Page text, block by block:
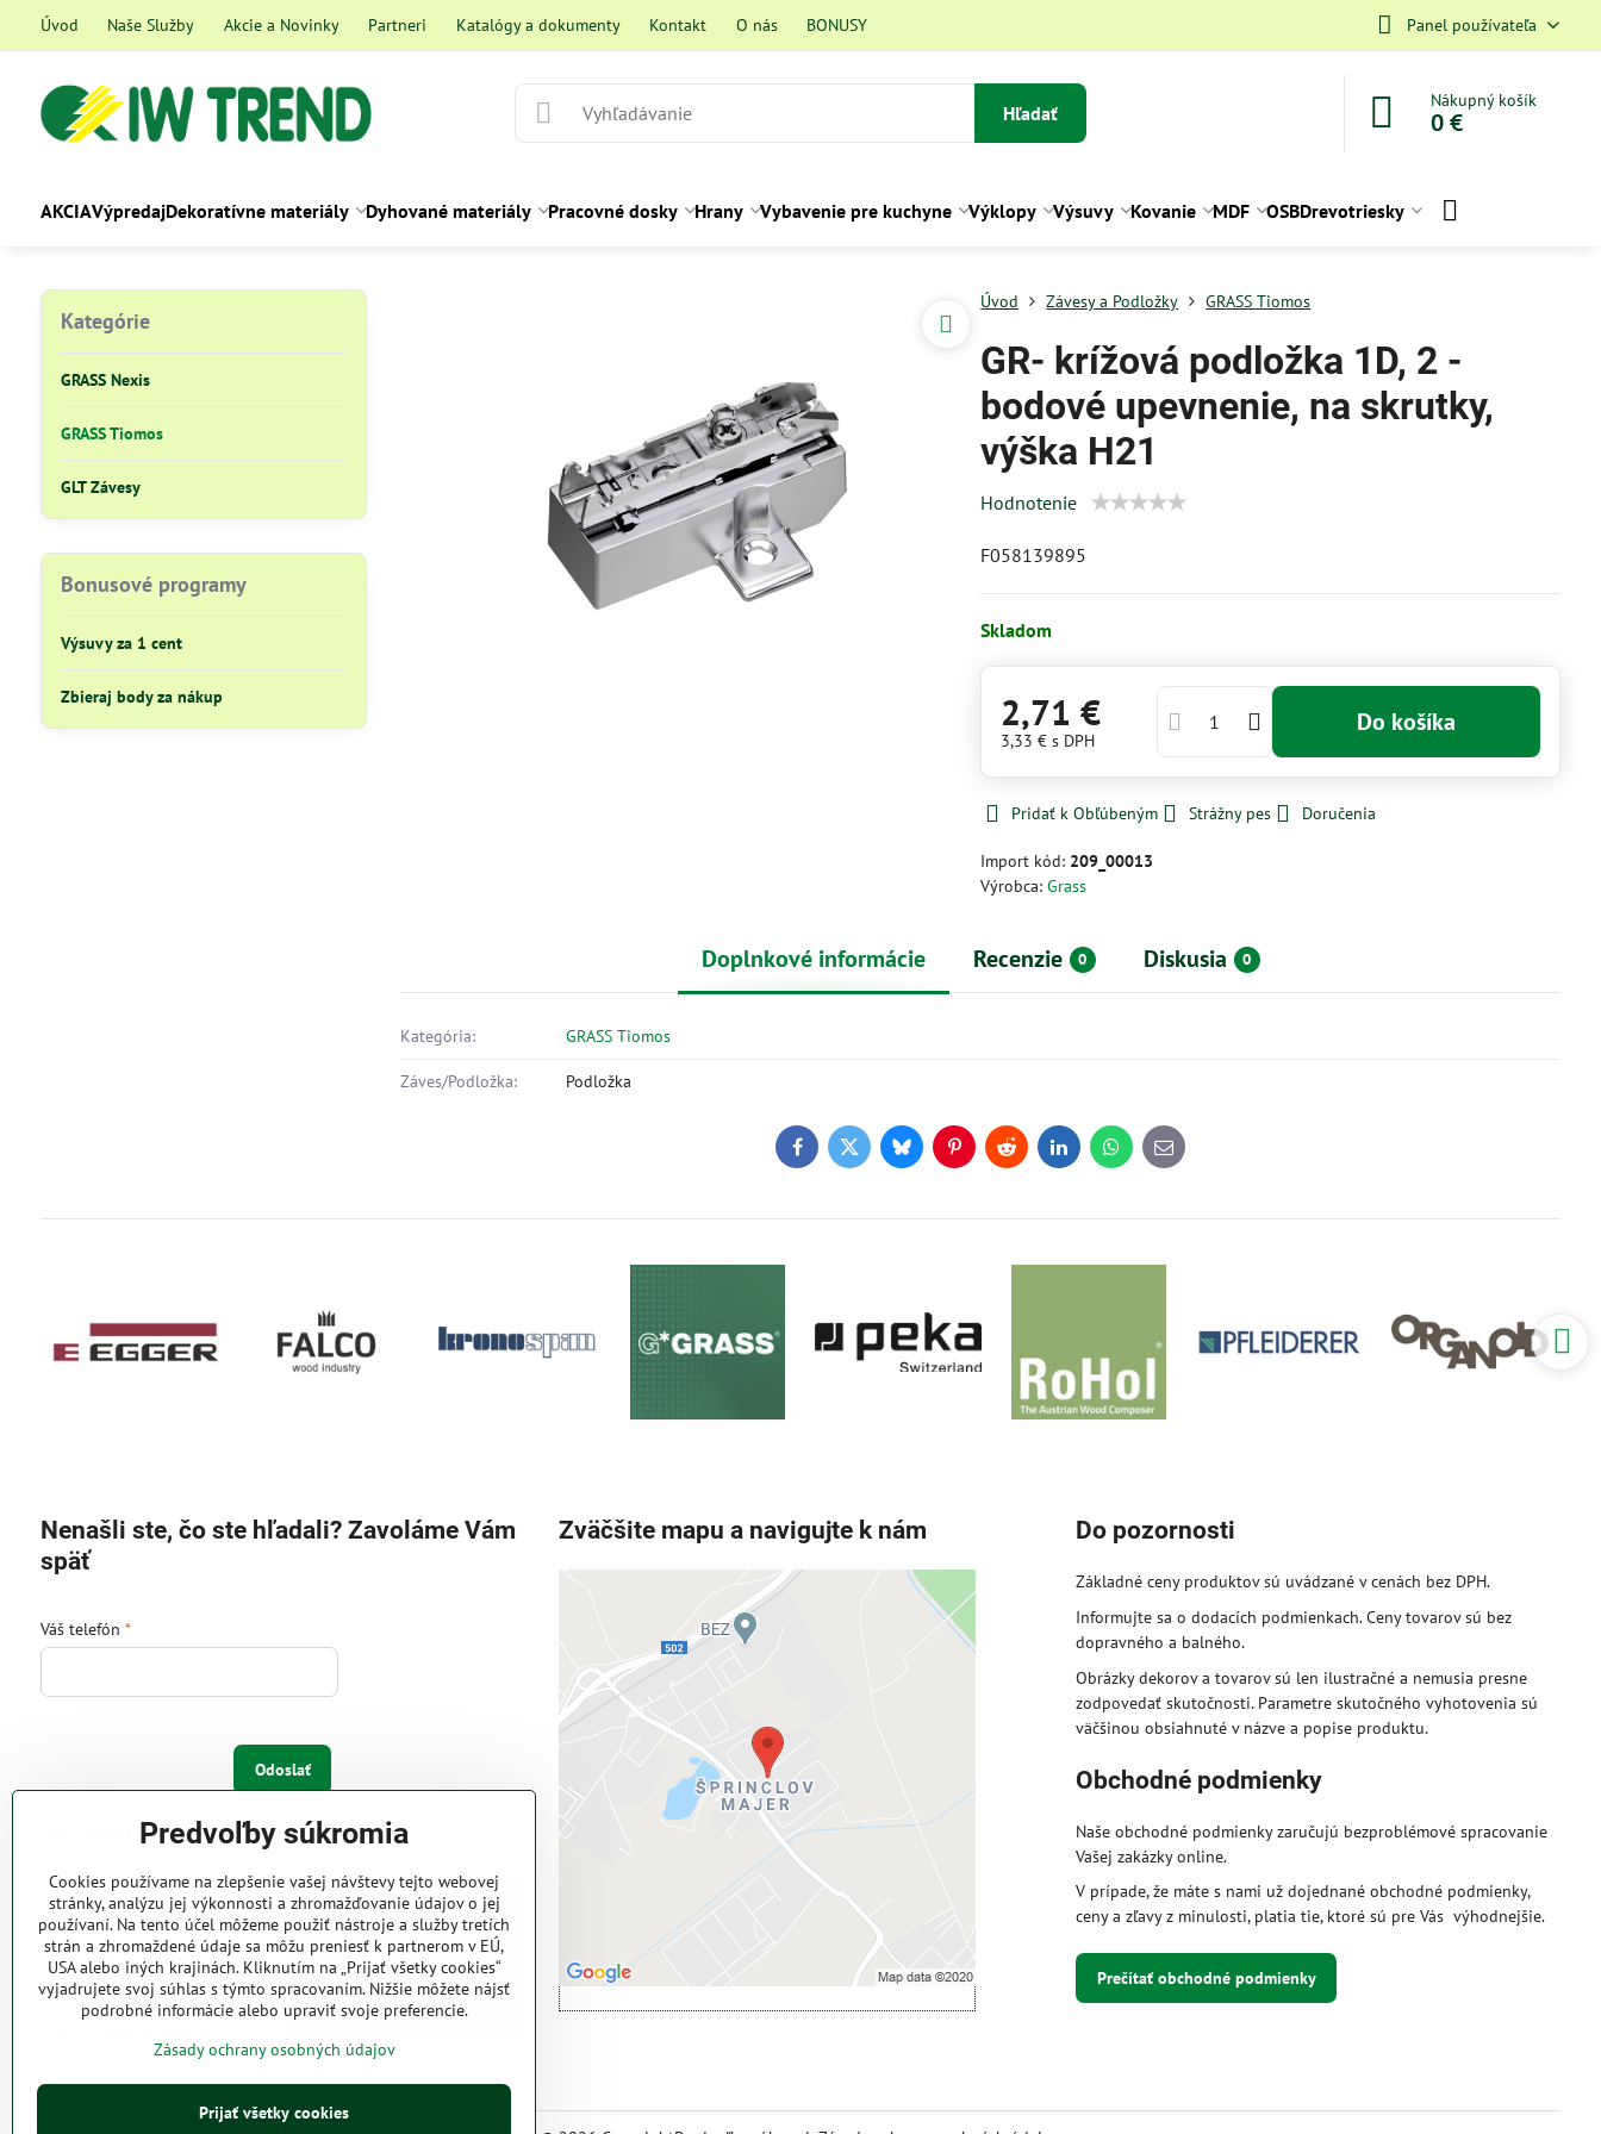
Úvod Naše Služby Akcie a Novinky Partneri Katalógy a dokumenty Kontakt O nás BONUSY Panel používateľa
Hľadať
Nákupný košík
0 €
AKCIAVýpredajDekoratívne materiály Dyhované materiály Pracovné dosky Hrany Vybavenie pre kuchyne Výklopy Výsuvy Kovanie MDF OSBDrevotriesky
Úvod Závesy a Podložky GRASS Tiomos
GR- krížová podložka 1D, 2 -
bodové upevnenie, na skrutky,
výška H21
Hodnotenie
F058139895
Skladom
2,71 €
3,33 €s DPH
Do košíka
Pridať k Obľúbeným Strážny pes Doručenia
Import kód: 209_00013
Výrobca:Grass
Doplnkové informácie Recenzie 0 Diskusia 0
Kategória: GRASS Tiomos
Záves/Podložka: Podložka
FacebookTwitterBlueskyPinterestRedditLinkedInWhatsApp
E-
mail
Kategórie
GRASS Nexis
GRASS Tiomos
GLT Závesy
Bonusové programy
Výsuvy za 1 cent
Zbieraj body za nákup
Nenašli ste, čo ste hľadali? Zavoláme Vám
späť
Váš telefón *
Odoslať
IW Trend s.r.o.
Pri Majeri 6
831 06 Bratislava
Web: www.iwtrend.sk
Telefón: (02) 4488 4826, 4487
Zväčšite mapu a navigujte k nám
Externý obsah je blokovaný
Prajete si načítať externý obsah?
Povoliť tentokrát
Povoliť a zapamätať - súhlas s druhom
cookie: Funkčné
Otvoriť obsah v novom okne
Do pozornosti
Základné ceny produktov sú uvádzané v cenách bez DPH.
Informujte sa o dodacích podmienkach. Ceny tovarov sú bez
dopravného a balného.
Obrázky dekorov a tovarov sú len ilustračné a nemusia presne
zodpovedať skutočnosti. Parametre skutočného vyhotovenia sú
väčšinou obsiahnuté v názve a popise produktu.
Obchodné podmienky
Naše obchodné podmienky zaručujú bezproblémové spracovanie
Vašej zakázky online.
V prípade, že máte s nami už dojednané obchodné podmienky,
ceny a zľavy z minulosti, platia tie, ktoré sú pre Vás výhodnejšie.
Prečítať obchodné podmienky
Predvoľby súkromia
Cookies používame na zlepšenie vašej návštevy tejto webovej
stránky, analýzu jej výkonnosti a zhromažďovanie údajov o jej
používaní. Na tento účel môžeme použiť nástroje a služby tretích
strán a zhromaždené údaje sa môžu preniesť k partnerom v EÚ,
USA alebo iných krajinách. Kliknutím na „Prijať všetky cookies“
vyjadrujete svoj súhlas s týmto spracovaním. Nižšie môžete nájsť
podrobné informácie alebo upraviť svoje preferencie.
Zásady ochrany osobných údajov
Prijať všetky cookies